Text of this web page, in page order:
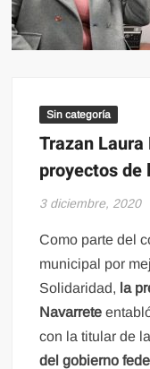
Sin categoría
Trazan
proyectos de
3 diciembre, 2020
Como parte del
municipal por
Solidaridad, la
Navarrete
con la titular de la
del gobierno